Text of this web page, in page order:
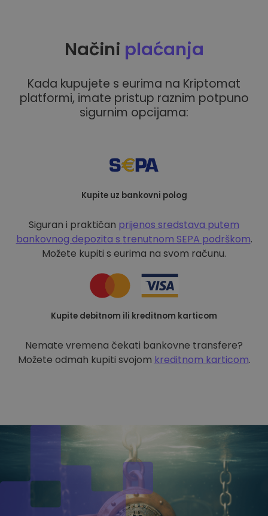
Načini plaćanja
Kada kupujete s eurima na Kriptomat
platformi, imate pristup raznim potpuno
sigurnim opcijama:
Kupite uz bankovni polog
Siguran i praktičan prijenos sredstava putem
bankovnog depozita s trenutnom SEPA podrškom.
Možete kupiti s eurima na svom računu.
Kupite debitnom ili kreditnom karticom
Nemate vremena čekati bankovne transfere?
Možete odmah kupiti svojom kreditnom karticom.